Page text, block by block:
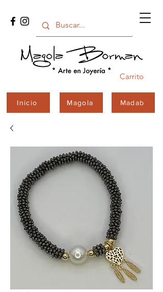
Carrito
Inicio Magola Madab